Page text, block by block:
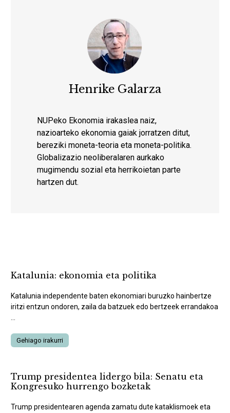
Henrike Galarza
NUPeko Ekonomia irakaslea naiz,
nazioarteko ekonomia gaiak jorratzen ditut,
bereziki moneta-teoria eta moneta-politika.
Globalizazio neoliberalaren aurkako
mugimendu sozial eta herrikoietan parte
hartzen dut.
Katalunia: ekonomia eta politika
Katalunia independente baten ekonomiari buruzko hainbertze
iritzi entzun ondoren, zaila da batzuek edo bertzeek errandakoa
Gehiago irakurri
Trump presidentea lidergo bila: Senatu eta
Kongresuko hurrengo bozketak
Trump presidentearen agenda zamatu dute kataklismoek eta